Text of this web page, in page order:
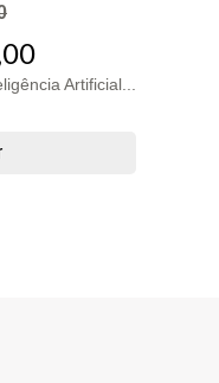
Artificial...